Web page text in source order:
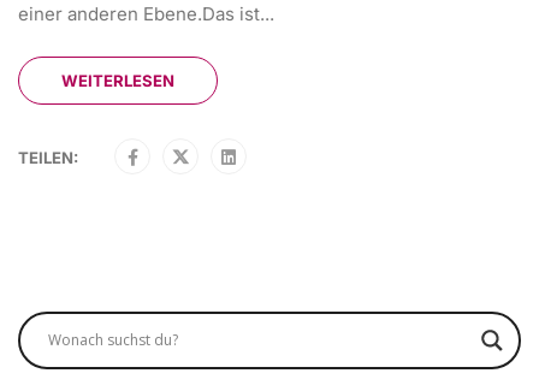
einer anderen Ebene.Das ist...
WEITERLESEN
TEILEN: